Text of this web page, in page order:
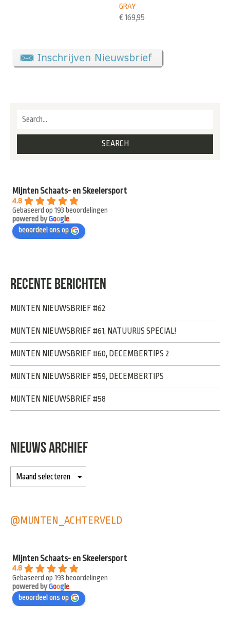
GRAY
€ 169,95
Mijnten Schaats- en Skeelersport
4.8
Gebaseerd op 193 beoordelingen
powered byGoogle
beoordeel ons op
RECENTE BERICHTEN
MIJNTEN NIEUWSBRIEF #62
MIJNTEN NIEUWSBRIEF #61, NATUURIJS SPECIAL!
MIJNTEN NIEUWSBRIEF #60, DECEMBERTIPS 2
MIJNTEN NIEUWSBRIEF #59, DECEMBERTIPS
MIJNTEN NIEUWSBRIEF #58
NIEUWS ARCHIEF
@MIJNTEN_ACHTERVELD
Mijnten Schaats- en Skeelersport
4.8
Gebaseerd op 193 beoordelingen
powered byGooge
beoordeel ons op